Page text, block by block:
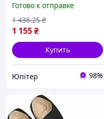
коричневые для военных
и активного отдыха
UPT66-B
Готово к отправке
1 155₴
1 436.25 ₴
Купить
Юпітер 98%